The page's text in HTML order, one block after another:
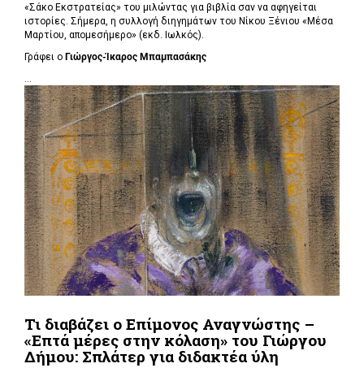
«Σάκο Εκστρατείας» του μιλώντας για βιβλία σαν να αφηγείται
ιστορίες. Σήμερα, η συλλογή διηγημάτων του Νίκου Ξένιου «Μέσα
Μαρτίου, απομεσήμερο» (εκδ. Ιωλκός).
Γράφει ο Γιώργος-Ίκαρος Μπαμπασάκης
...
Τι διαβάζει ο Επίμονος Αναγνώστης –
«Επτά μέρες στην κόλαση» του Γιώργου
Δήμου: Σπλάτερ για διδακτέα ύλη